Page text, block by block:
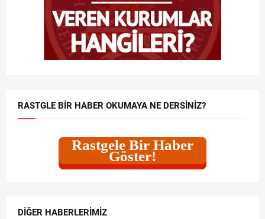
RASTGLE BIR HABER OKUMAYA NE DERSINIZ?
Rastgele Bir Haber
Göster!
DIĞER HABERLERIMIZ